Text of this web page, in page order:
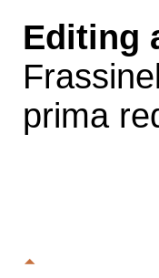
Editing
prima